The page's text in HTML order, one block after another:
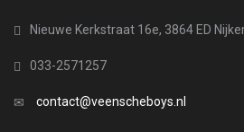
Nieuwe Kerkstraat 16e, 3864 ED
033-2571257
contact@veenscheboys.nl